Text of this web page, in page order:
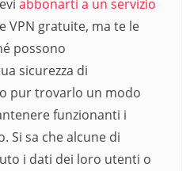
abbonarti a un servizio
VPN gratuite, ma te le
possono
sicurezza di
pur trovarlo un modo
funzionanti i
Si sa che alcune di
i dati dei loro utenti o